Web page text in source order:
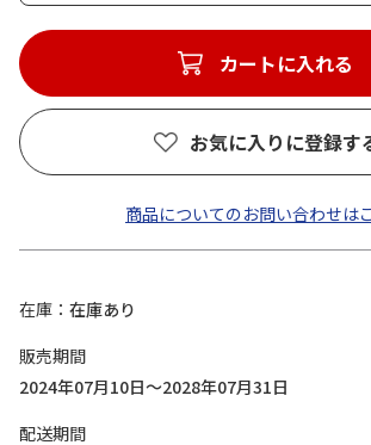
カートに入れる
お気に入りに登録す
商品についてのお問い合わせは
在庫
在庫あり
販売期間
2024年07月10日～2028年07月31日
配送期間